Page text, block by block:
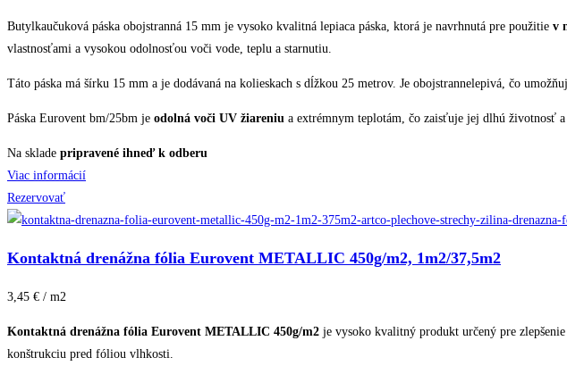
Butylkaučuková páska obojstranná 15 mm je vysoko kvalitná lepiaca páska, ktorá je navrhnutá pre použitie v
vlastnosťami a vysokou odolnosťou voči vode, teplu a starnutiu.
Táto páska má šírku 15 mm a je dodávaná na kolieskach s dĺžkou 25 metrov. Je obojstrannelepivá, čo
Páska Eurovent bm/25bm je odolná voči UV žiareniu a extrémnym teplotám, čo zaisťuje jej dlhú
Na sklade pripravené ihneď k odberu
Viac informácií
Rezervovať
Kontaktná drenážna fólia Eurovent METALLIC 450g/m2, 1m2/37,5m2
3,45 € / m2
Kontaktná drenážna fólia Eurovent METALLIC 450g/m2 je vysoko kvalitný produkt určený pre
konštrukciu pred fóliou vlhkosti.